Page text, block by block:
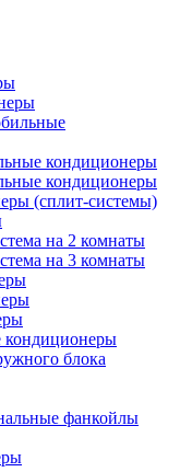
кондиционеры
кондиционеры
(сплит-системы)
на 2 комнаты
на 3 комнаты
кондиционеры
блока
фанкойлы